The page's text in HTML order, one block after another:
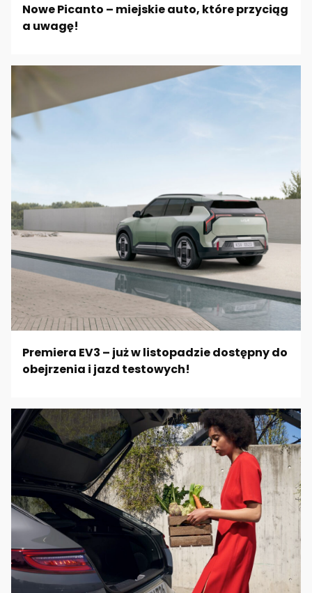
Nowe Picanto – miejskie auto, które przyciąg
a uwagę!
Premiera EV3 – już w listopadzie dostępny do
obejrzenia i jazd testowych!